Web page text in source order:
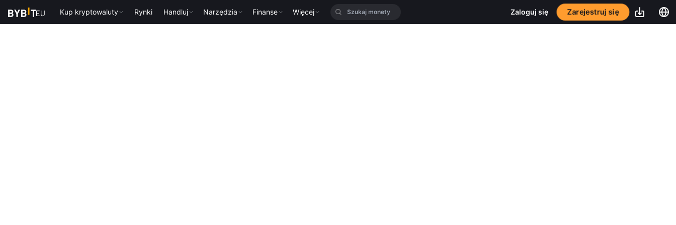
Kup kryptowaluty Rynki Handluj Narzędzia Finanse Więcej Zaloguj się Zarejestruj się